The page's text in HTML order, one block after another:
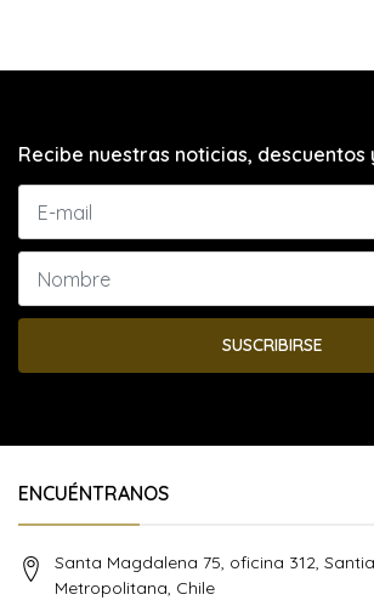
Recibe nuestras noticias, descuentos
SUSCRIBIRSE
ENCUÉNTRANOS
Santa Magdalena 75, oficina 312,
Metropolitana, Chile